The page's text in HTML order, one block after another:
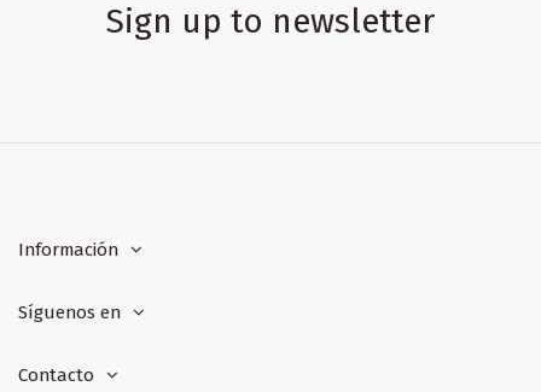
Sign up to newsletter
Información
Síguenos en
Contacto